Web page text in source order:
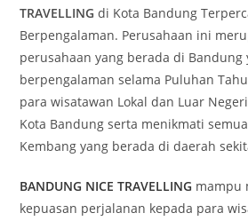
TRAVELLING di Kota Bandung
Berpengalaman. Perusahaan ini
perusahaan yang berada di Bandung
berpengalaman selama Puluhan
para wisatawan Lokal dan Luar
Kota Bandung serta menikmati
Kembang yang berada di daerah
BANDUNG NICE TRAVELLING mampu
kepuasan perjalanan kepada para